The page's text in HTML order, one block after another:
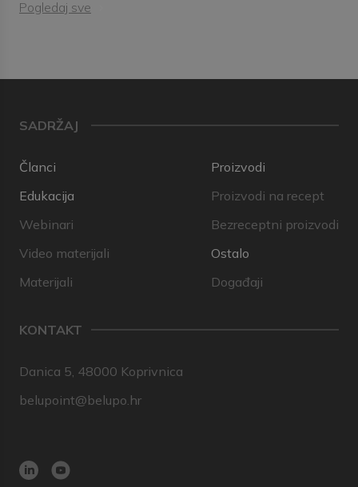
Pogledaj sve
SADRŽAJ
Članci
Edukacija
Webinari
Video materijali
Materijali
Proizvodi
Proizvodi na recept
Bezreceptni proizvodi
Ostalo
Događaji
KONTAKT
Danica 5, 48000 Koprivnica
belupoint@belupo.hr